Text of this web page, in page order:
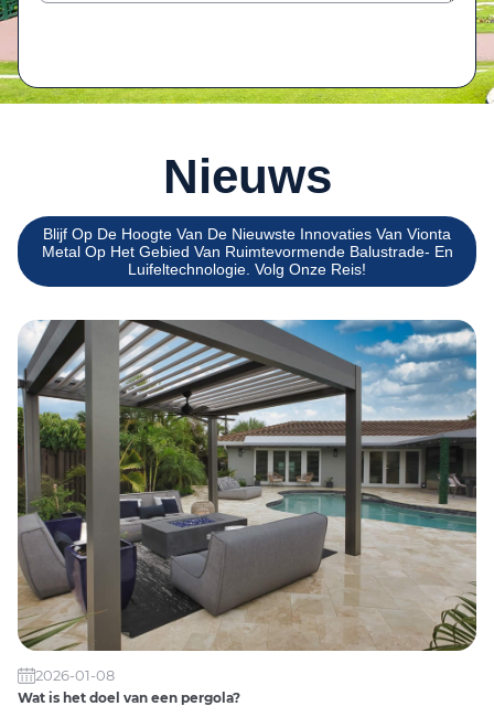
Nieuws
Blijf Op De Hoogte Van De Nieuwste Innovaties Van Vionta
Metal Op Het Gebied Van Ruimtevormende Balustrade- En
Luifeltechnologie. Volg Onze Reis!
2026-01-08
Wat is het doel van een pergola?